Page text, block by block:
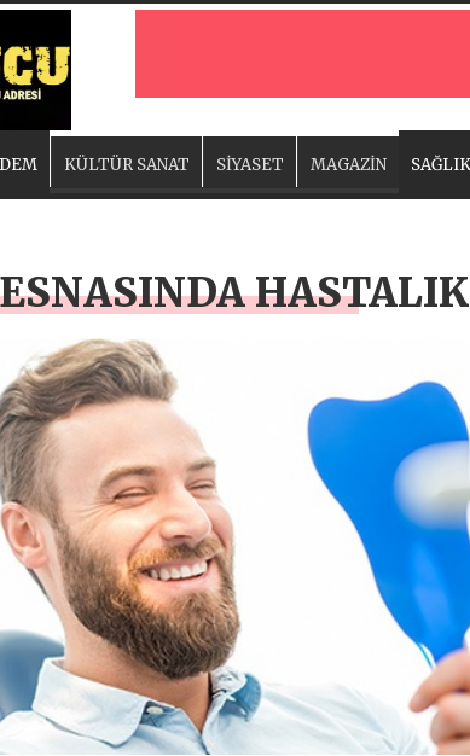
KÜLTÜR SANAT SİYASET MAGAZİN SAĞLIK